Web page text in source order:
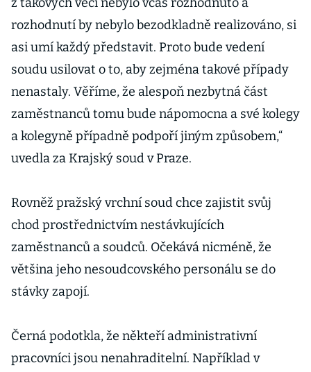
rozhodnutí by nebylo bezodkladně realizováno, si
asi umí každý představit. Proto bude vedení
soudu usilovat o to, aby zejména takové případy
nenastaly. Věříme, že alespoň nezbytná část
zaměstnanců tomu bude nápomocna a své kolegy
a kolegyně případně podpoří jiným způsobem,“
uvedla za Krajský soud v Praze.
Rovněž pražský vrchní soud chce zajistit svůj
chod prostřednictvím nestávkujících
zaměstnanců a soudců. Očekává nicméně, že
většina jeho nesoudcovského personálu se do
stávky zapojí.
Černá podotkla, že někteří administrativní
pracovníci jsou nenahraditelní. Například v